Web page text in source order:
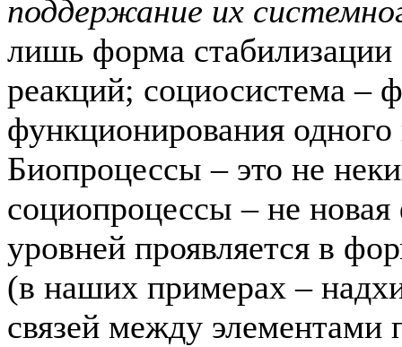
поддержание их
лишь форма
реакций; социосистема –
функционирования
Биопроцессы – это не
социопроцессы – не
уровней проявляется в
(в наших примерах –
связей между элементами